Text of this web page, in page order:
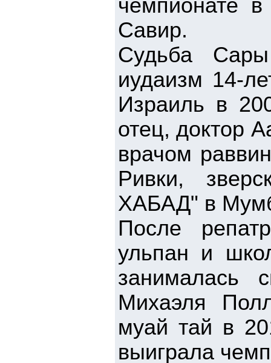
чемпионате
Савир.
Судьба
иудаизм 14-
Израиль в
отец, доктор
врачом
Ривки,
ХАБАД" в
После
ульпан и
занималась
Михаэля
муай тай в
выиграла